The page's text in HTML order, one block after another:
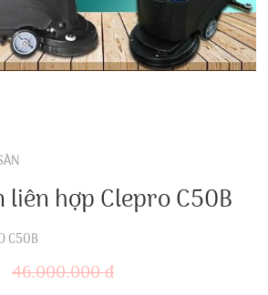
liên hợp Clepro C50B
C50B
46.000.000 đ